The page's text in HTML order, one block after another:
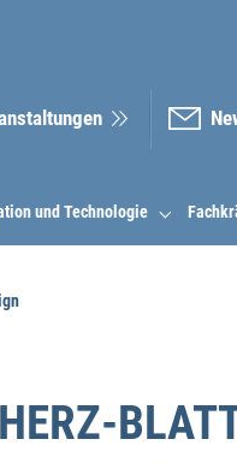
und Technologie